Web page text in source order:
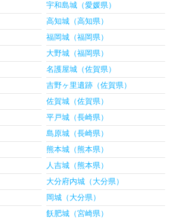
宇和島城（愛媛県）
高知城（高知県）
福岡城（福岡県）
大野城（福岡県）
名護屋城（佐賀県）
吉野ヶ里遺跡（佐賀県）
佐賀城（佐賀県）
平戸城（長崎県）
島原城（長崎県）
熊本城（熊本県）
人吉城（熊本県）
大分府内城（大分県）
岡城（大分県）
飫肥城（宮崎県）